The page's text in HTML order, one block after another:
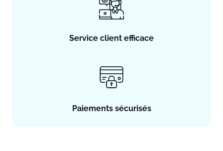
Service client efficace
Paiements sécurisés